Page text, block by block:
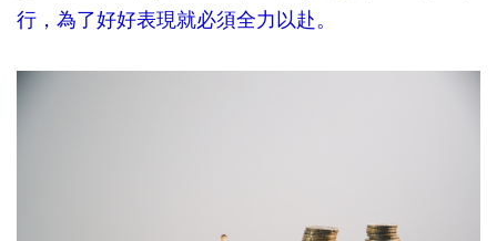
行，為了好好表現就必須全力以赴。